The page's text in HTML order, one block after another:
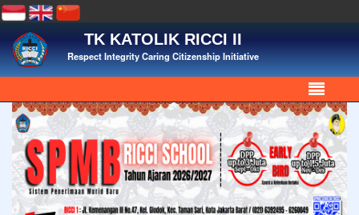
TK KATOLIK RICCI II
Respect Integrity Caring Citizenship Initiative